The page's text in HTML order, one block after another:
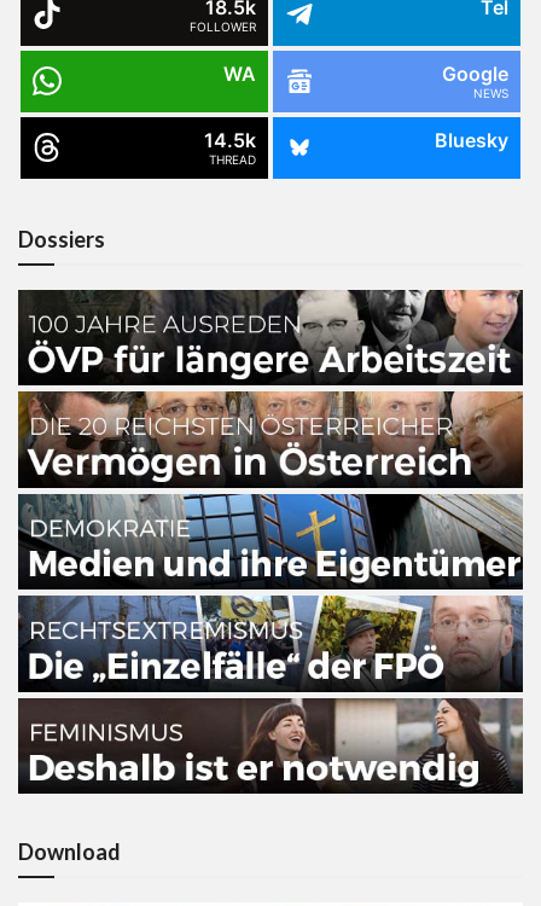
18.5k
FOLLOWER
Tel
WA Google
NEWS
14.5k
THREAD
Bluesky
Dossiers
Download